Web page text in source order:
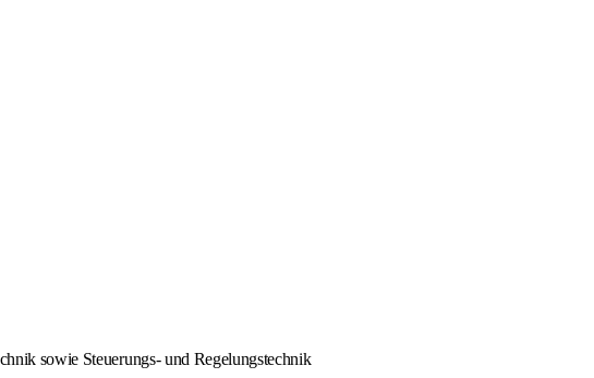
sowie Steuerungs- und Regelungstechnik